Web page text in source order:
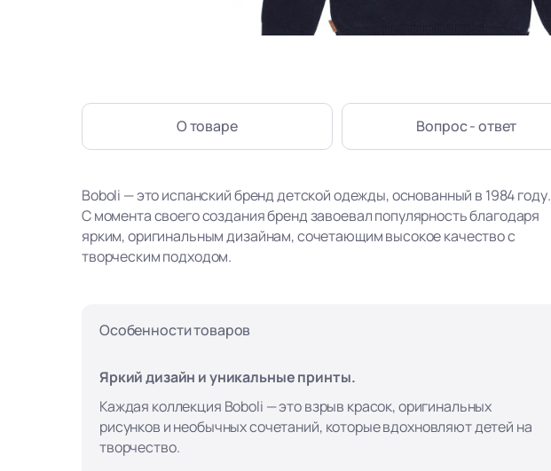
О товаре Вопрос - ответ
Boboli — это испанский бренд детской одежды, основанный в 1984 году.
С момента своего создания бренд завоевал популярность благодаря
ярким, оригинальным дизайнам, сочетающим высокое качество с
творческим подходом.
Особенности товаров
Яркий дизайн и уникальные принты.
Каждая коллекция Boboli — это взрыв красок, оригинальных
рисунков и необычных сочетаний, которые вдохновляют детей на
творчество.